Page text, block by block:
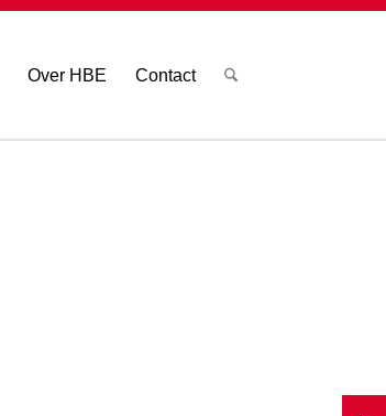
Over HBE Contact